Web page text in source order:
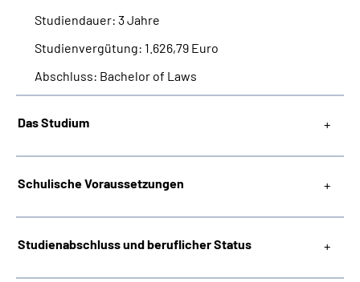
Mein Kundenportal
Studiendauer: 3 Jahre
Studienvergütung: 1.626,79 Euro
Abschluss: Bachelor of Laws
Das Studium
Schulische Voraussetzungen
Studienabschluss und beruflicher Status